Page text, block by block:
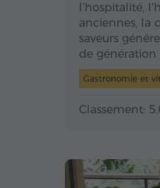
l'hospitalité,
anciennes, la
saveurs
de génération
Gastronomie et
Classement: